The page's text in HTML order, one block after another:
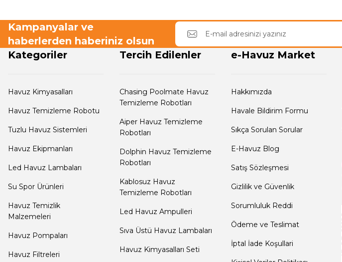
Yangın Pompası
Kampanyalar ve
haberlerden haberiniz olsun
Kategoriler
Havuz Kimyasalları
Havuz Temizleme Robotu
Tuzlu Havuz Sistemleri
Havuz Ekipmanları
Led Havuz Lambaları
Su Spor Ürünleri
Havuz Temizlik
Malzemeleri
Havuz Pompaları
Havuz Filtreleri
Tercih Edilenler
Chasing Poolmate Havuz
Temizleme Robotları
Aiper Havuz Temizleme
Robotları
Dolphin Havuz Temizleme
Robotları
Kablosuz Havuz
Temizleme Robotları
Led Havuz Ampulleri
Sıva Üstü Havuz Lambaları
Havuz Kimyasalları Seti
e-Havuz Market
Hakkımızda
Havale Bildirim Formu
Sıkça Sorulan Sorular
E-Havuz Blog
Satış Sözleşmesi
Gizlilik ve Güvenlik
Sorumluluk Reddi
Ödeme ve Teslimat
İptal İade Koşullari